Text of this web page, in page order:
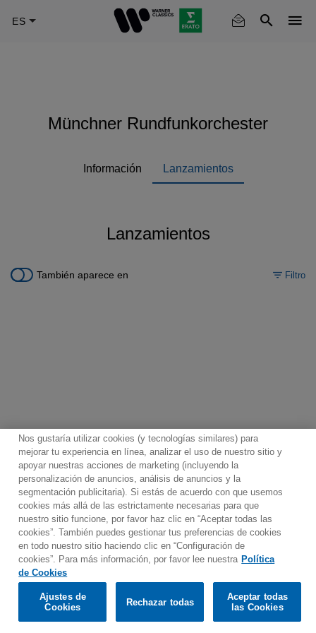
Münchner Rundfunkorchester
Información Lanzamientos
Lanzamientos
También aparece en Filtro
Contacto Boletin informativo
Términos de Uso
Política de Privacidad
Mapa web
Política de cookies
Ajustes de Cookies
© 2025 Parlophone Records Limited. All rights reserved.
Would you prefer to visit our website in English?
Confirm
Nos gustaría utilizar cookies (y tecnologías similares) para
mejorar tu experiencia en línea, analizar el uso de nuestro sitio y
apoyar nuestras acciones de marketing (incluyendo la
personalización de anuncios, análisis de anuncios y la
segmentación publicitaria). Si estás de acuerdo con que usemos
cookies más allá de las estrictamente necesarias para que
nuestro sitio funcione, por favor haz clic en “Aceptar todas las
cookies”. También puedes gestionar tus preferencias de cookies
en todo nuestro sitio haciendo clic en “Configuración de
cookies”. Para más información, por favor lee nuestra Política
de Cookies
Ajustes de
Cookies
Rechazar todas
Aceptar todas
las Cookies